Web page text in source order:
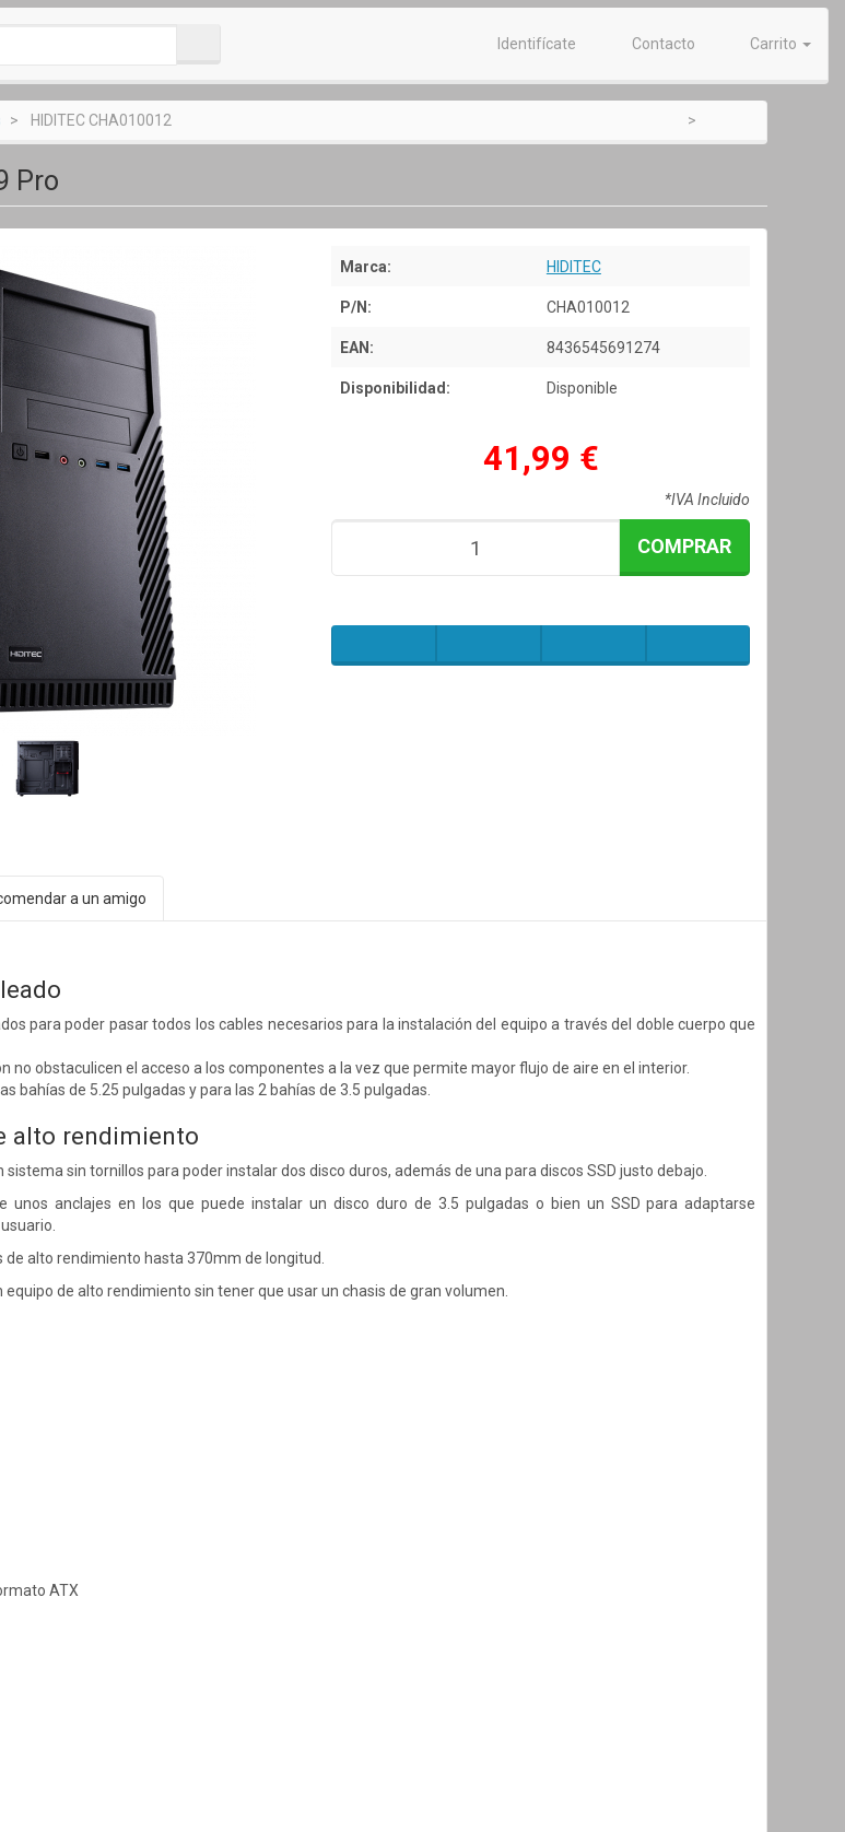
Identifícate Contacto Carrito
HIDITEC CHA010012
Pro
Marca: HIDITEC
P/N: CHA010012
EAN: 8436545691274
Disponibilidad: Disponible
41,99 €
*IVA Incluido
COMPRAR
a un amigo
para poder pasar todos los cables necesarios para la instalación del equipo a través del doble cuerpo que
no obstaculicen el acceso a los componentes a la vez que permite mayor flujo de aire en el interior.
bahías de 5.25 pulgadas y para las 2 bahías de 3.5 pulgadas.
alto rendimiento
sin tornillos para poder instalar dos disco duros, además de una para discos SSD justo debajo.
unos anclajes en los que puede instalar un disco duro de 3.5 pulgadas o bien un SSD para adaptarse
alto rendimiento hasta 370mm de longitud.
de alto rendimiento sin tener que usar un chasis de gran volumen.
ATX